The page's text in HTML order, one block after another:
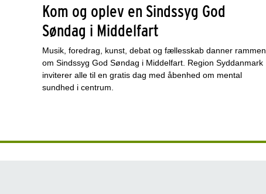
Kom og oplev en Sindssyg God
Søndag i Middelfart
Musik, foredrag, kunst, debat og fællesskab danner rammen
om Sindssyg God Søndag i Middelfart. Region Syddanmark
inviterer alle til en gratis dag med åbenhed om mental
sundhed i centrum.